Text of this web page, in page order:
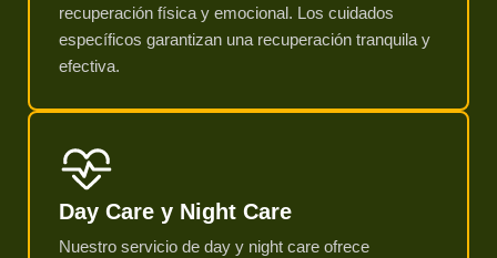
recuperación física y emocional. Los cuidados
específicos garantizan una recuperación tranquila y
efectiva.
Day Care y Night Care
Nuestro servicio de day y night care ofrece